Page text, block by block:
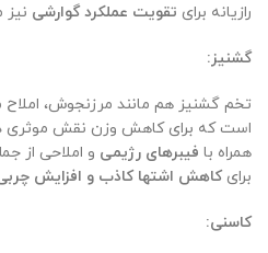
رازیانه برای تقویت عملکرد گوارشی
گشنیز:
تخم گشنیز هم مانند مرزنجوش،
همراه با فیبرهای رژیمی و املاحی از
برایکاهش اشتها کاذب و افزایش
کاسنی: